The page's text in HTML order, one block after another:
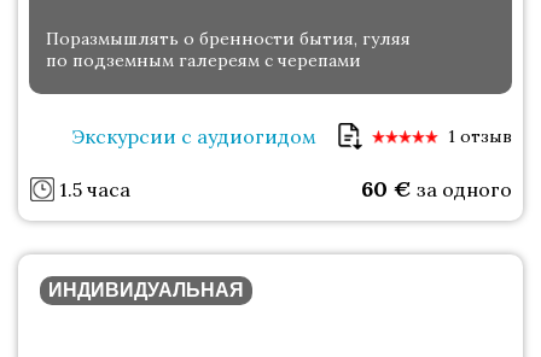
Поразмышлять о бренности бытия, гуляя
по подземным галереям с черепами
Экскурсии с аудиогидом 1 отзыв
1.5 часа 60 € за одного
ИНДИВИДУАЛЬНАЯ